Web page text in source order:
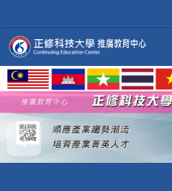
到
主
要
內
容